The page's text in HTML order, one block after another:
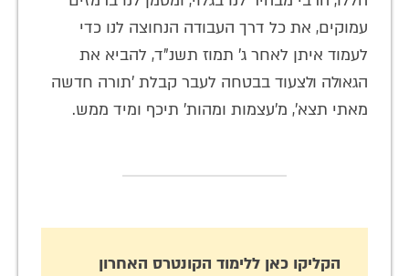
עמוקים, את כל דרך העבודה הנחוצה לנו כדי
לעמוד איתן לאחר ג' תמוז תשנ"ד, להביא את
הגאולה ולצעוד בבטחה לעבר קבלת 'תורה חדשה
מאתי תצא', מ'עצמות ומהות' תיכף ומיד ממש.
הקליקו כאן ללימוד הקונטרס האחרון